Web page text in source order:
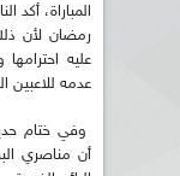
المباراة، أكد
رمضان لأن
عليه
عدمه للاعبين
وفي ختام
أن مناصري